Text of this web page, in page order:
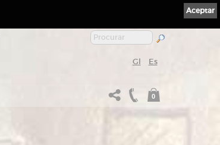
Gl Es
0
Aceptar